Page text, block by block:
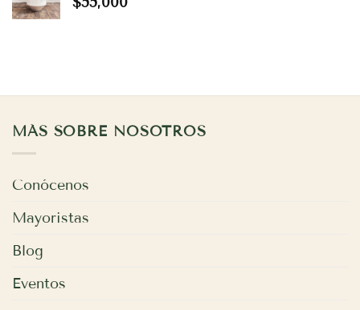
MÁS SOBRE NOSOTROS
Conócenos
Mayoristas
Blog
Eventos